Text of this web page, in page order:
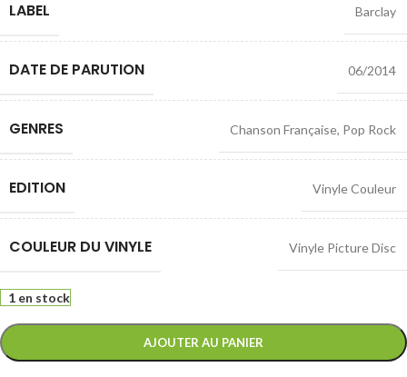
LABEL Barclay
DATE DE PARUTION 06/2014
GENRES Chanson Française, Pop Rock
EDITION Vinyle Couleur
COULEUR DU VINYLE Vinyle Picture Disc
1 en stock
AJOUTER AU PANIER